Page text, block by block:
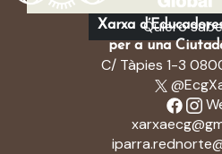
Quiero
Xarxa
per a una
C/ Tàpies 1-3